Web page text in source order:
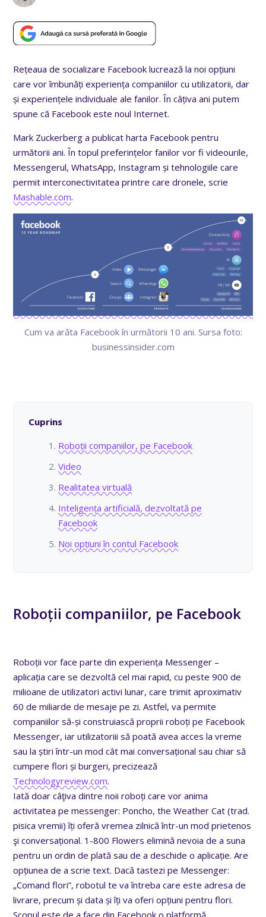
Rețeaua de socializare Facebook lucrează la noi opțiuni
care vor îmbunăți experiența companiilor cu utilizatorii, dar
și experiențele individuale ale fanilor. În câțiva ani putem
spune că Facebook este noul Internet.
Mark Zuckerberg a publicat harta Facebook pentru
următorii ani. În topul preferințelor fanilor vor fi videourile,
Messengerul, WhatsApp, Instagram și tehnologiile care
permit interconectivitatea printre care dronele, scrie
Mashable.com.
Cum va arăta Facebook în următorii 10 ani. Sursa foto:
businessinsider.com
Cuprins
Roboții companiilor, pe Facebook
Video
Realitatea virtuală
Inteligența artificială, dezvoltată pe
Facebook
Noi opțiuni în contul Facebook
Roboții companiilor, pe Facebook
Roboții vor face parte din experiența Messenger –
aplicația care se dezvoltă cel mai rapid, cu peste 900 de
milioane de utilizatori activi lunar, care trimit aproximativ
60 de miliarde de mesaje pe zi. Astfel, va permite
companiilor să-și construiască proprii roboți pe Facebook
Messenger, iar utilizatoriii să poată avea acces la vreme
sau la știri într-un mod cât mai conversațional sau chiar să
cumpere flori și burgeri, precizează
Technologyreview.com.
Iată doar câţiva dintre noii roboți care vor anima
activitatea pe messenger: Poncho, the Weather Cat (trad.
pisica vremii) îți oferă vremea zilnică într-un mod prietenos
şi conversațional. 1-800 Flowers elimină nevoia de a suna
pentru un ordin de plată sau de a deschide o aplicație. Are
opțiunea de a scrie text. Dacă tastezi pe Messenger:
„Comand flori”, robotul te va întreba care este adresa de
livrare, precum și data și îți va oferi opțiuni pentru flori.
Scopul este de a face din Facebook o platformă